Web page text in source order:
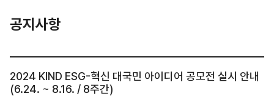
공지사항
2024 KIND ESG-혁신 대국민 아이디어 공모전 실시 안내
(6.24. ~ 8.16. / 8주간)